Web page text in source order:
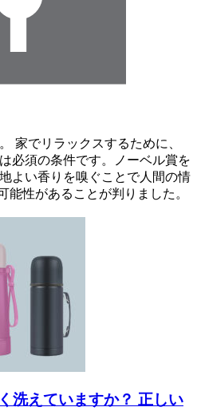
家でリラックスするために、
必須の条件です。ノーベル賞を
よい香りを嗅ぐことで人間の情
能性があることが判りました。
洗えていますか？ 正しい